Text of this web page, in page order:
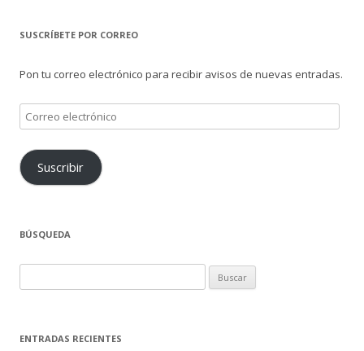
SUSCRÍBETE POR CORREO
Pon tu correo electrónico para recibir avisos de nuevas entradas.
Correo
electrónico
Suscribir
BÚSQUEDA
ENTRADAS RECIENTES